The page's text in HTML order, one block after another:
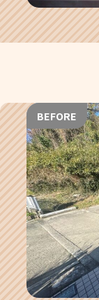
BEFORE